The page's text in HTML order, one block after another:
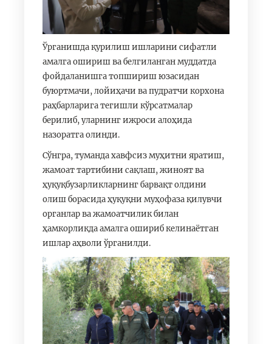
Ўрганишда қурилиш ишларини сифатли
амалга ошириш ва белгиланган муддатда
фойдаланишга топшириш юзасидан
буюртмачи, лойиҳачи ва пудратчи корхона
раҳбарларига тегишли кўрсатмалар
берилиб, уларнинг ижроси алоҳида
назоратга олинди.
Сўнгра, туманда хавфсиз муҳитни яратиш,
жамоат тартибини сақлаш, жиноят ва
ҳуқуқбузарликларнинг барвақт олдини
олиш борасида ҳуқуқни муҳофаза қилувчи
органлар ва жамоатчилик билан
ҳамкорликда амалга ошириб келинаётган
ишлар аҳволи ўрганилди.